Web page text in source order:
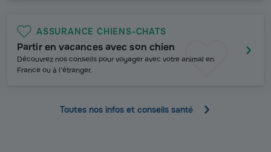
ASSURANCE CHIENS-CHATS
Partir en vacances avec son chien
Découvrez nos conseils pour voyager avec votre animal en
France ou à l’étranger.
Toutes nos infos et conseils santé